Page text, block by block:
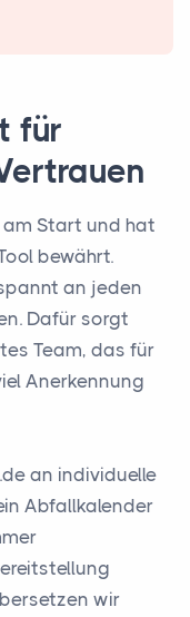
für
am Start und hat
bewährt.
an jeden
Dafür sorgt
Team, das für
Anerkennung
an individuelle
Abfallkalender
wir